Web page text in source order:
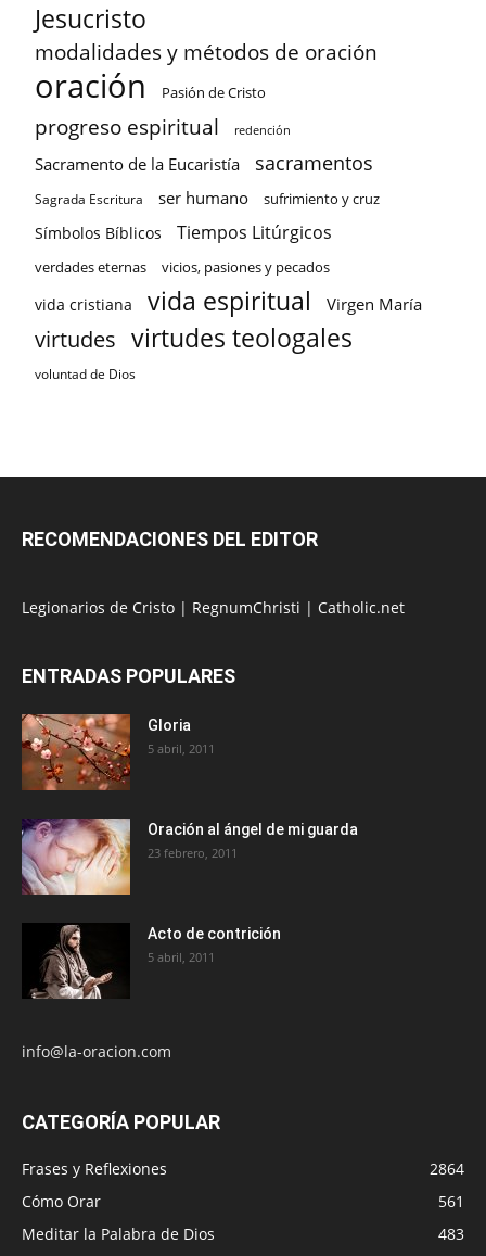
Jesucristo
modalidades y métodos de oración
oración Pasión de Cristo
progreso espiritual redención
Sacramento de la Eucaristía sacramentos
Sagrada Escritura ser humano sufrimiento y cruz
Símbolos Bíblicos Tiempos Litúrgicos
verdades eternas vicios, pasiones y pecados
vida cristiana vida espiritual Virgen María
virtudes virtudes teologales
voluntad de Dios
RECOMENDACIONES DEL EDITOR
Legionarios de Cristo | RegnumChristi | Catholic.net
ENTRADAS POPULARES
Gloria
5 abril, 2011
Oración al ángel de mi guarda
23 febrero, 2011
Acto de contrición
5 abril, 2011
info@la-oracion.com
CATEGORÍA POPULAR
Frases y Reflexiones
2864
Cómo Orar
561
Meditar la Palabra de Dios
483